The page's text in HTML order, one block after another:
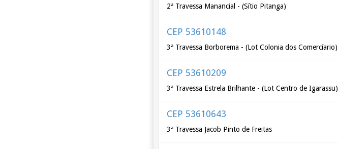
2ª Travessa Manancial - (Sítio Pitanga)
CEP 53610148
3ª Travessa Borborema - (Lot Colonia dos Comercíario)
CEP 53610209
3ª Travessa Estrela Brilhante - (Lot Centro de Igarassu)
CEP 53610643
3ª Travessa Jacob Pinto de Freitas